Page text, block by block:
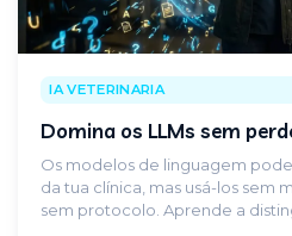
IA VETERINARIA
Domina os LLMs sem
Os modelos de linguagem
da tua clínica, mas usá-los sem
sem protocolo. Aprende a